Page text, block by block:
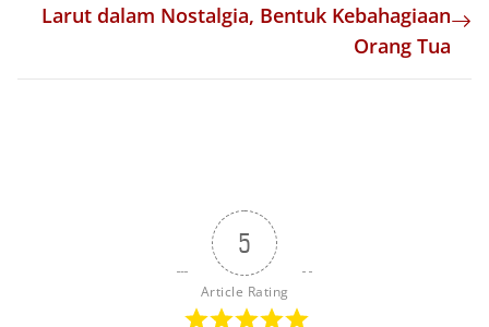
Larut dalam Nostalgia, Bentuk Kebahagiaan
Orang Tua
5
Article Rating